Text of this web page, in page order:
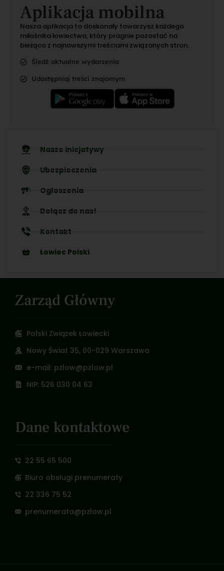
Aplikacja mobilna
Nasza aplikacja to doskonały towarzysz każdego
miłośnika łowiectwa, który pragnie pozostać na
bieżąco z najnowszymi treściami związanych stron.
Śledź aktualne wydarzenia
Udostępniaj treści znajomym
Nasze inicjatywy
Ubezpieczenia
Ogłoszenia
Dołącz do nas!
Kontakt
Łowiec Polski
Zarząd Główny
Polski Związek Łowiecki
Nowy Świat 35, 00-029 Warszawa
e-mail: pzlow@pzlow.pl
NIP: 526 030 04 63
Dane kontaktowe
22 55 65 500
Biuro obsługi prenumeraty
22 336 75 52
prenumerata@pzlow.pl